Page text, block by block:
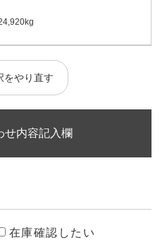
をやり直す
せ内容記入欄
在庫確認したい